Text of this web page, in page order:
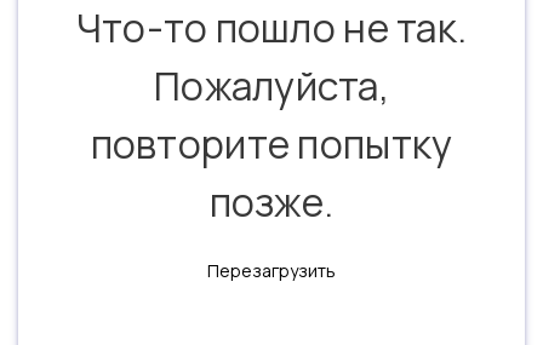
Что-то пошло не так.
Пожалуйста,
повторите попытку
позже.
Перезагрузить